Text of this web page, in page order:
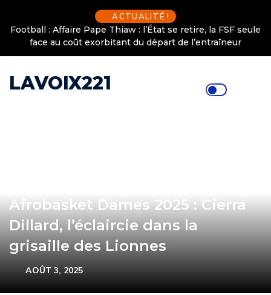
ACTUALITÉ !
Football : Affaire Pape Thiaw : l’État se retire, la FSF seule
face au coût exorbitant du départ de l’entraîneur
LAVOIX221
Afrobasket Dames 2025 : Cierra
Dillard, l’éclaircie dans la
grisaille des Lionnes
AOÛT 3, 2025